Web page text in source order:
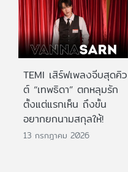
TEMI เสิร์ฟเพลงจีบสุดคิว
ต์ “เทพธิดา” ตกหลุมรัก
ตั้งแต่แรกเห็น ถึงขั้น
อยากยกนามสกุลให้!
13 กรกฎาคม 2026